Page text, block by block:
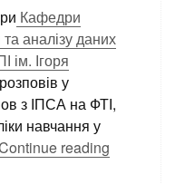
Кафедри
аналізу даних
ім. Ігоря
у
з ІПСА на ФТІ,
навчання у
reading